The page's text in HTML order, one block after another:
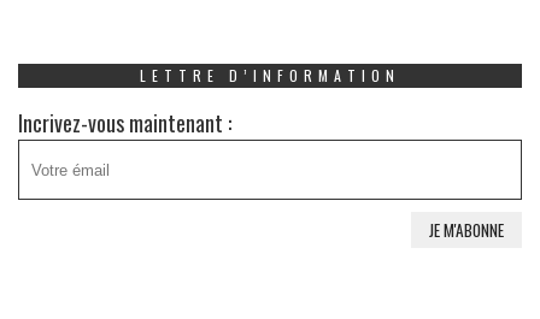
LETTRE D’INFORMATION
Incrivez-vous maintenant :